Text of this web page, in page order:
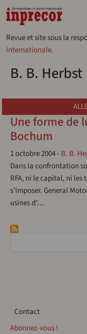
Aller au contenu principal
Revue et site sous la
Internationale.
B. B. Herbst
Une forme de
Bochum
1 octobre 2004- B. B.
Dans la confrontation
RFA, ni le capital, ni les
s’imposer. General
usines d’…
Contact
Contact
Abonnez-vous !